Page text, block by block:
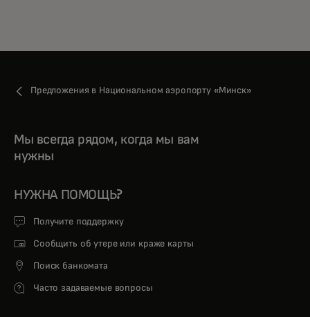
Предложения в Национальном аэропорту «Минск»
Мы всегда рядом, когда мы вам
нужны
НУЖНА ПОМОЩЬ?
Получите поддержку
Сообщить об утере или краже карты
Поиск банкомата
Часто задаваемые вопросы